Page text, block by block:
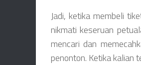
Jadi, ketika membeli
nikmati keseruan
mencari dan
penonton. Ketika kalian